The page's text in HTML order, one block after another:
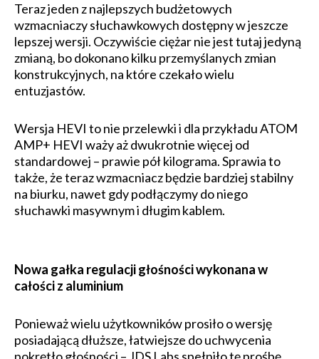
Teraz jeden z najlepszych budżetowych
wzmacniaczy słuchawkowych dostępny w jeszcze
lepszej wersji. Oczywiście ciężar nie jest tutaj jedyną
zmianą, bo dokonano kilku przemyślanych zmian
konstrukcyjnych, na które czekało wielu
entuzjastów.
Wersja HEVI to nie przelewki i dla przykładu ATOM
AMP+ HEVI waży aż dwukrotnie więcej od
standardowej – prawie pół kilograma. Sprawia to
także, że teraz wzmacniacz będzie bardziej stabilny
na biurku, nawet gdy podłączymy do niego
słuchawki masywnym i długim kablem.
Nowa gałka regulacji głośności wykonana w
całości z aluminium
Ponieważ wielu użytkowników prosiło o wersję
posiadającą dłuższe, łatwiejsze do uchwycenia